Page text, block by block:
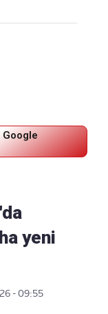
yeni
- 09:55